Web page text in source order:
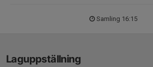
Samling 16:15
Laguppställning